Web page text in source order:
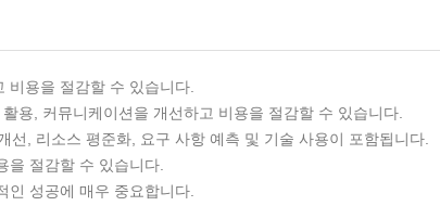
비용을 절감할 수 있습니다.
용, 커뮤니케이션을 개선하고 비용을 절감할 수 있습니다.
, 리소스 평준화, 요구 사항 예측 및 기술 사용이 포함됩니다.
을 절감할 수 있습니다.
인 성공에 매우 중요합니다.